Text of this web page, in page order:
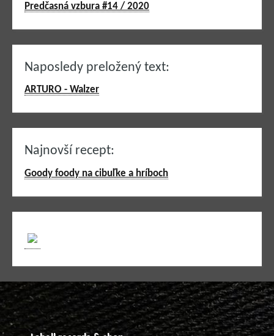
Predčasná vzbura #14 / 2020
Naposledy preložený text:
ARTURO - Walzer
Najnovší recept:
Goody foody na cibuľke a hríboch